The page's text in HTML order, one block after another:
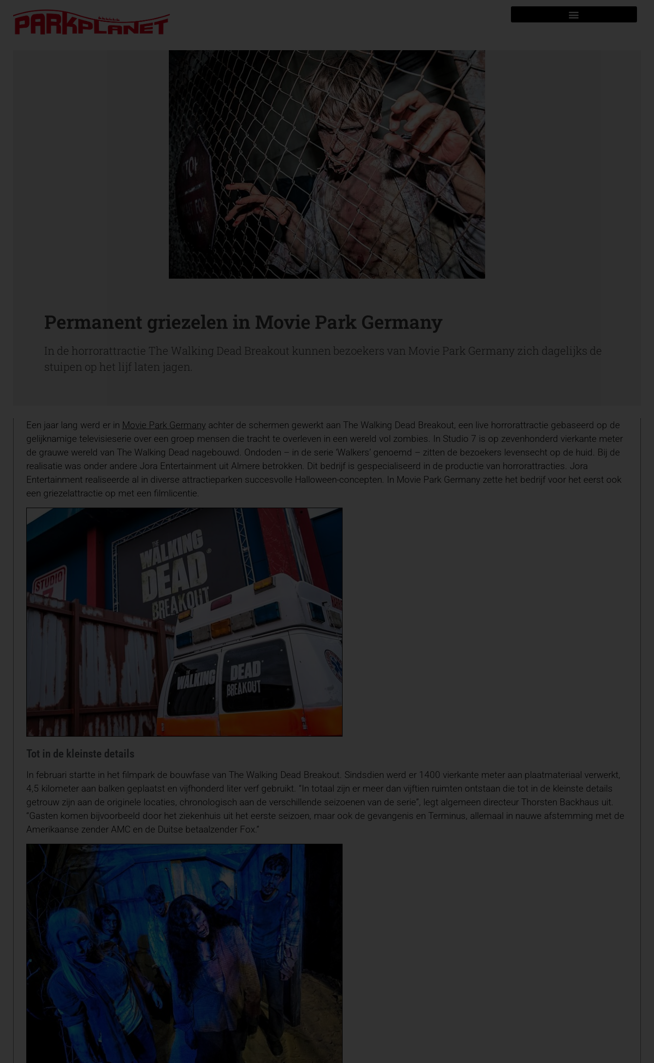
Permanent griezelen in Movie Park Germany
In de horrorattractie The Walking Dead Breakout kunnen bezoekers van Movie Park Germany zich dagelijks de
stuipen op het lijf laten jagen.
Een jaar lang werd er in Movie Park Germanyachter de schermen gewerkt aan The Walking Dead Breakout, een live horrorattractie gebaseerd op de
gelijknamige televisieserie over een groep mensen die tracht te overleven in een wereld vol zombies. In Studio 7 is op zevenhonderd vierkante meter
de grauwe wereld van The Walking Dead nagebouwd. Ondoden – in de serie ‘Walkers’ genoemd – zitten de bezoekers levensecht op de huid. Bij de
realisatie was onder andere Jora Entertainment uit Almere betrokken. Dit bedrijf is gespecialiseerd in de productie van horrorattracties. Jora
Entertainment realiseerde al in diverse attractieparken succesvolle Halloween-concepten. In Movie Park Germany zette het bedrijf voor het eerst ook
een griezelattractie op met een filmlicentie.
Tot in de kleinste details
In februari startte in het filmpark de bouwfase van The Walking Dead Breakout. Sindsdien werd er 1400 vierkante meter aan plaatmateriaal verwerkt,
4,5 kilometer aan balken geplaatst en vijfhonderd liter verf gebruikt. “In totaal zijn er meer dan vijftien ruimten ontstaan die tot in de kleinste details
getrouw zijn aan de originele locaties, chronologisch aan de verschillende seizoenen van de serie”, legt algemeen directeur Thorsten Backhaus uit.
“Gasten komen bijvoorbeeld door het ziekenhuis uit het eerste seizoen, maar ook de gevangenis en Terminus, allemaal in nauwe afstemming met de
Amerikaanse zender AMC en de Duitse betaalzender Fox.”